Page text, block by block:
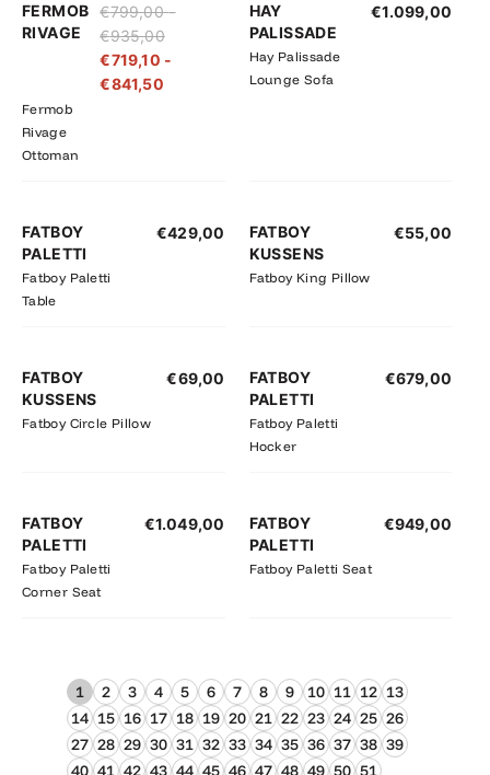
FERMOB
RIVAGE
Fermob
Rivage
Ottoman
€799,00 -
€935,00
€799,00
tot
€935,00
€719,10 -
€841,50
€719,10
tot
€841,50
HAY
PALISSADE
Hay Palissade
Lounge Sofa
€1.099,00
FATBOY
PALETTI
Fatboy Paletti
Table
€429,00
FATBOY
KUSSENS
Fatboy King Pillow
€55,00
FATBOY
KUSSENS
Fatboy Circle Pillow
€69,00
FATBOY
PALETTI
Fatboy Paletti
Hocker
€679,00
FATBOY
PALETTI
Fatboy Paletti
Corner Seat
€1.049,00
FATBOY
PALETTI
Fatboy Paletti Seat
€949,00
1 2 3 4 5 6 7 8 9 10 11 12 13
14 15 16 17 18 19 20 21 22 23 24 25 26
27 28 29 30 31 32 33 34 35 36 37 38 39
40 41 42 43 44 45 46 47 48 49 50 51